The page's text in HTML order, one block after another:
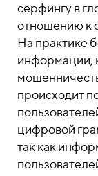
серфингу в
отношению к
На практике
информации,
происходит
цифровой
так как